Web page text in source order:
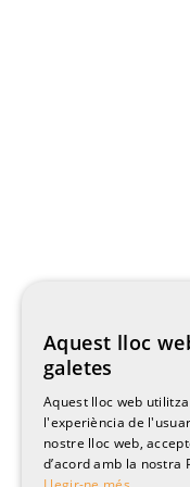
Aquest lloc
galetes
Aquest lloc web
l'experiència de
nostre lloc web,
d’acord amb la nostra